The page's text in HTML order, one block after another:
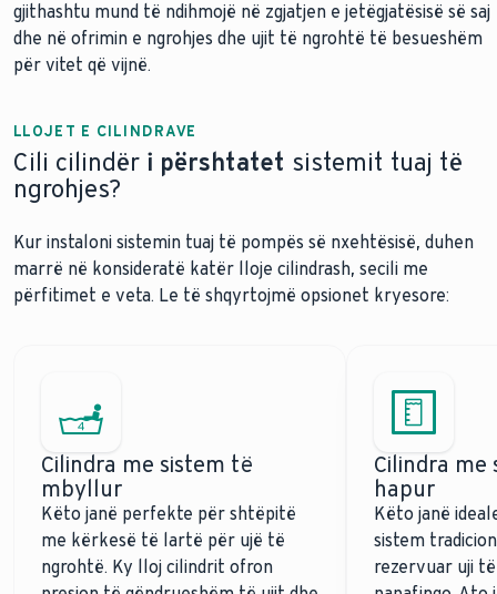
gjithashtu mund të ndihmojë në zgjatjen e jetëgjatësisë së saj
dhe në ofrimin e ngrohjes dhe ujit të ngrohtë të besueshëm
për vitet që vijnë.
LLOJET E CILINDRAVE
Cili cilindër i përshtatet sistemit tuaj të
ngrohjes?
Kur instaloni sistemin tuaj të pompës së nxehtësisë, duhen
marrë në konsideratë katër lloje cilindrash, secili me
përfitimet e veta. Le të shqyrtojmë opsionet kryesore:
Cilindra me sistem të
mbyllur
Këto janë perfekte për shtëpitë
me kërkesë të lartë për ujë të
ngrohtë. Ky lloj cilindrit ofron
Cilindra me
hapur
Këto janë
sistem
rezervuar uji